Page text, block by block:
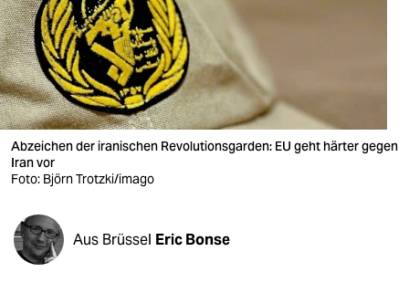
nord
wahrheit
verlag
verlag
veranstaltungen
fragen & hilfe
Abzeichen der iranischen Revolutionsgarden: EU geht härter gegen
Iran vor
Foto: Björn Trotzki/imago
Aus Brüssel Eric Bonse